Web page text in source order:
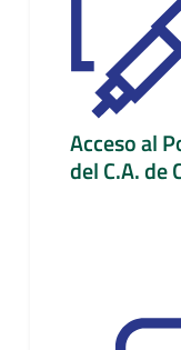
Acceso al
del C.A. de